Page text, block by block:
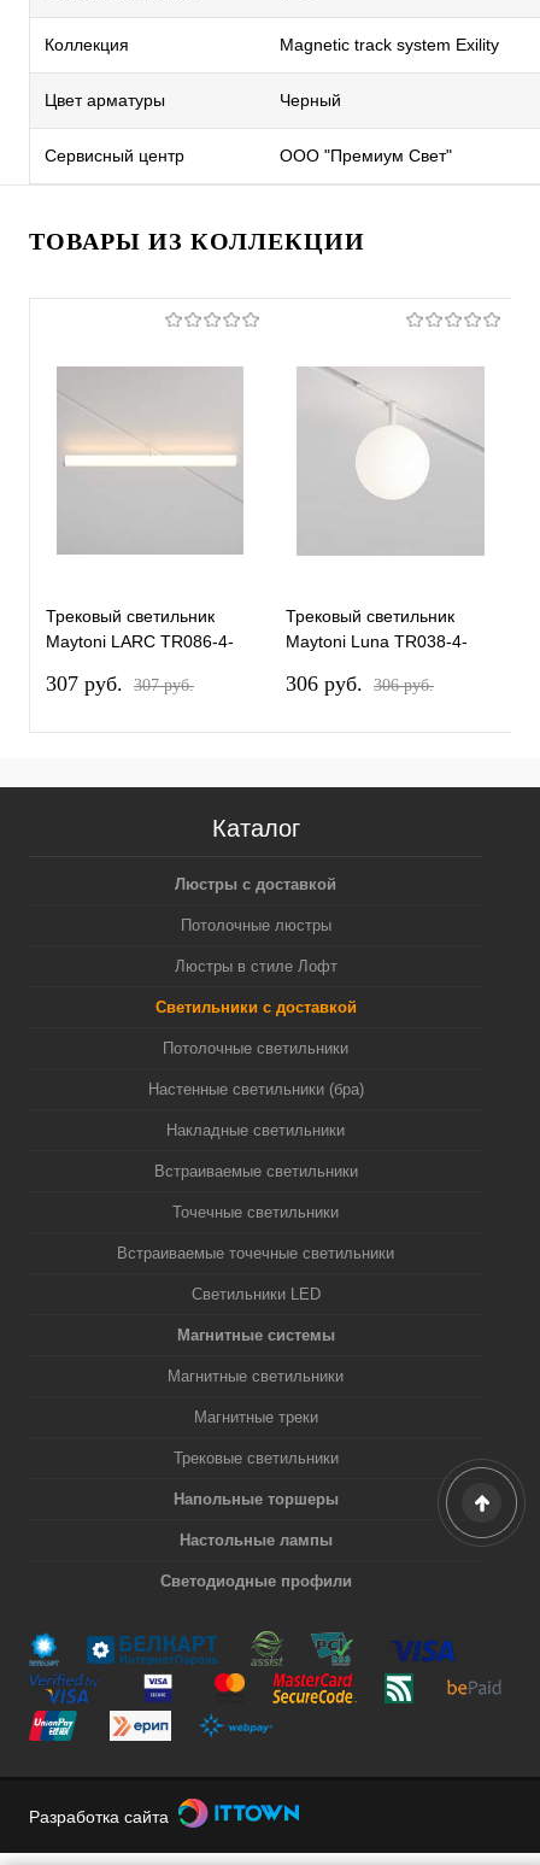
Коллекция Magnetic track system Exility
Цвет арматуры Черный
Сервисный центр ООО "Премиум Свет"
ТОВАРЫ ИЗ КОЛЛЕКЦИИ
Трековый светильник
Maytoni LARC TR086-4-
307 pуб. 307 pуб.
Трековый светильник
Maytoni Luna TR038-4-
306 pуб. 306 pуб.
Каталог
Люстры с доставкой
Потолочные люстры
Люстры в стиле Лофт
Светильники с доставкой
Потолочные светильники
Настенные светильники (бра)
Накладные светильники
Встраиваемые светильники
Точечные светильники
Встраиваемые точечные светильники
Светильники LED
Магнитные системы
Магнитные светильники
Магнитные треки
Трековые светильники
Напольные торшеры
Настольные лампы
Светодиодные профили
Разработка сайта